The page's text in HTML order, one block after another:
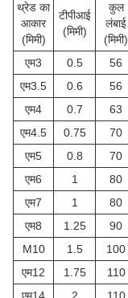
थ्रेड का
आकार
(मिमी)
टीपीआई
(मिमी)
कुल
लंबाई
(मिमी)
एम3
0.5 56
एम3.5
0.6 56
एम4
0.7 63
एम4.5
0.75 70
एम5
0.8 70
एम6
1 80
एम7
1 80
एम8
1.25 90
M10
1.5 100
एम12
1.75 110